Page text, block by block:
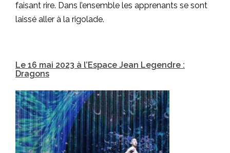
faisant rire. Dans l’ensemble les apprenants se sont
laissé aller à la rigolade.
Le 16 mai 2023 à l’Espace Jean Legendre :
Dragons